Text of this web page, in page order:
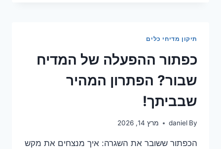
המדהים
תיקון מדיחי כלים
כפתור ההפעלה של המדיח
שבור? הפתרון המהיר
שבביתך!
By
daniel מרץ 14, 2026
הכפתור ששובר את השגרה: איך מנצחים את מקש